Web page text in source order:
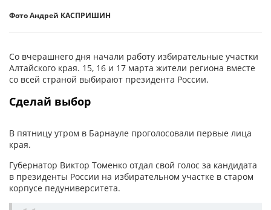
Фото Андрей КАСПРИШИН
Со вчерашнего дня начали работу избирательные участки
Алтайского края. 15, 16 и 17 марта жители региона вместе
со всей страной выбирают президента России.
Сделай выбор
В пятницу утром в Барнауле проголосовали первые лица
края.
Губернатор Виктор Томенко отдал свой голос за кандидата
в президенты России на избирательном участке в старом
корпусе педуниверситета.